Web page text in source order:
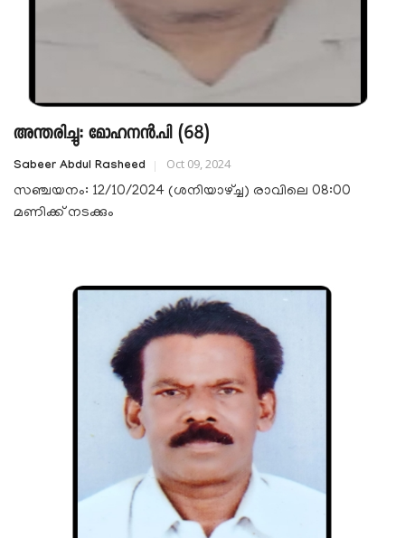
അന്തരിച്ചു: മോഹനൻ.പി (68)
Sabeer Abdul Rasheed
Oct 09, 2024
സഞ്ചയനം: 12/10/2024 (ശനിയാഴ്ച്ച) രാവിലെ 08:00
മണിക്ക് നടക്കും